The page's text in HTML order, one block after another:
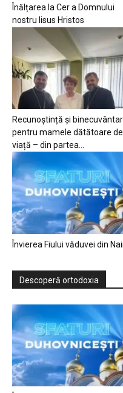
Înălțarea la Cer a Domnului
nostru Iisus Hristos
Recunoștință și
pentru mamele dătătoare de
viață – din partea...
Învierea Fiului văduvei din
Descoperă ortodoxia